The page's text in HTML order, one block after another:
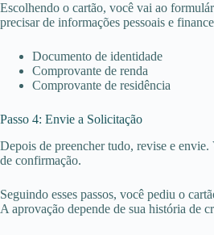
Escolhendo o cartão, você vai ao
precisar de informações pessoais e
Documento de identidade
Comprovante de renda
Comprovante de residência
Passo 4: Envie a Solicitação
Depois de preencher tudo, revise e
de confirmação.
Seguindo esses passos, você pediu o
A aprovação depende de sua história de